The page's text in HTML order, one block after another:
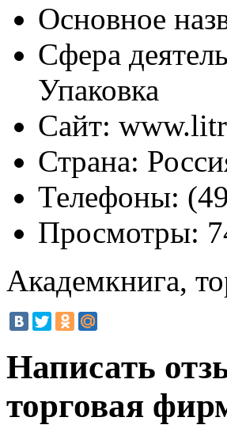
Основное
Сфера
Упаковка
Сайт:
Страна:
Телефоны:
Просмотры:
Академкнига,
Написать
торговая